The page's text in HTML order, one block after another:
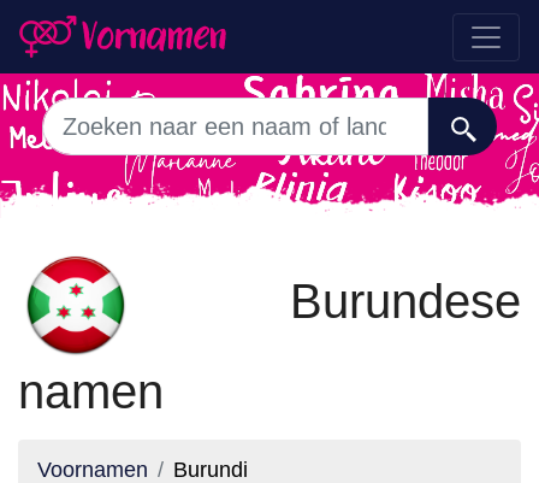
Burundese
namen
Voornamen Burundi